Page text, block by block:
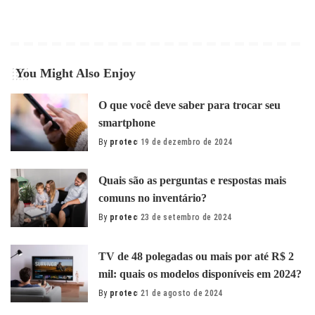
You Might Also Enjoy
O que você deve saber para trocar seu
smartphone
Posted
By protec 19 de dezembro de 2024
Quais são as perguntas e respostas mais
comuns no inventário?
Posted
By protec 23 de setembro de 2024
TV de 48 polegadas ou mais por até R$ 2
mil: quais os modelos disponíveis em 2024?
Posted
By protec 21 de agosto de 2024